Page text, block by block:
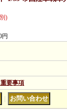
)
円
要事項